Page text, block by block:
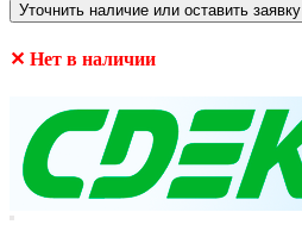
Уточнить наличие или оставить заявку
✕ Нет в наличии